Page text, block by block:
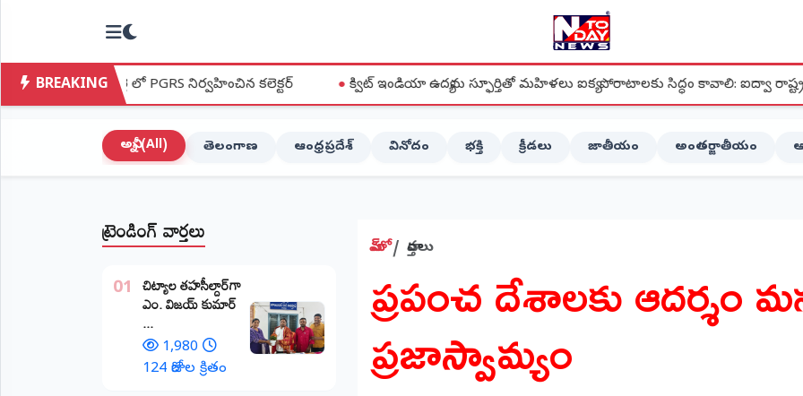
NTODAY×
హోమ్
BREAKING
PGRS నిర్వహించిన కలెక్టర్ ●క్విట్ ఇండియా ఉద్యమ స్ఫూర్తితో మహిళలు ఐక్య పోరాటాలకు సిద్ధం కావాలి: ఐద్వా రాష్ట్ర ప్రధాన కార్యదర్శి మల్లు
అన్నీ (All) తెలంగాణ ఆంధ్రప్రదేశ్ వినోదం భక్తి క్రీడలు జాతీయం అంతర్జాతీయం
ట్రెండింగ్ వార్తలు
01 ​చిట్యాల తహసీల్దార్‌గా
ఎం. విజయ్ కుమార్
...
1,980
124 రోజుల క్రితం
హోమ్ వార్తలు
​ప్రపంచ దేశాలకు ఆదర్శం
ప్రజాస్వామ్యం